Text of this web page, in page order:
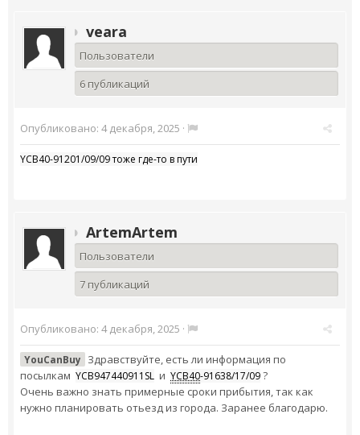
veara
Пользователи
6 публикаций
Опубликовано: 4 декабря, 2025 ·
YCB40-91201/09/09 тоже где-то в пути
ArtemArtem
Пользователи
7 публикаций
Опубликовано: 4 декабря, 2025 ·
YouCanBuy
Здравствуйте, есть ли информация по
посылкам YCB947440911SL и YCB40-91638/17/09?
Очень важно знать примерные сроки прибытия, так как
нужно планировать отьезд из города. Заранее благодарю.